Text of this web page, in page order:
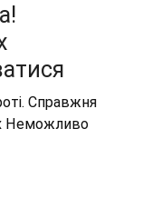
Справжня
Неможливо